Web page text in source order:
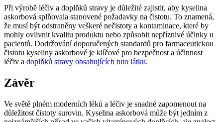
Při výrobě léčiv a doplňků stravy je důležité zajistit, aby kyselina
askorbová splňovala stanovené požadavky na čistotu. To znamená,
že musí být odstraněny veškeré nečistoty a kontaminace, které by
mohly ovlivnit kvalitu produktu nebo způsobit nepříznivé účinky u
pacientů. Dodržování doporučených standardů pro farmaceutickou
čistotu kyseliny askorbové je klíčové pro bezpečnost a účinnost
léčiv a doplňků stravy obsahujících tuto látku.
Závěr
Ve světě plném moderních léků a léčiv je snadné zapomenout na
důležitost čistoty surovin. Kyselina askorbová může být jedním z